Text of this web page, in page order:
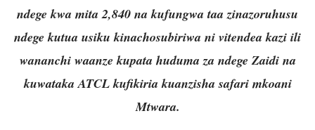
ndege kwa mita 2,840 na kufungwa taa zinazoruhusu
ndege kutua usiku kinachosubiriwa ni vitendea kazi ili
wananchi waanze kupata huduma za ndege Zaidi na
kuwataka ATCL kufikiria kuanzisha safari mkoani
Mtwara.